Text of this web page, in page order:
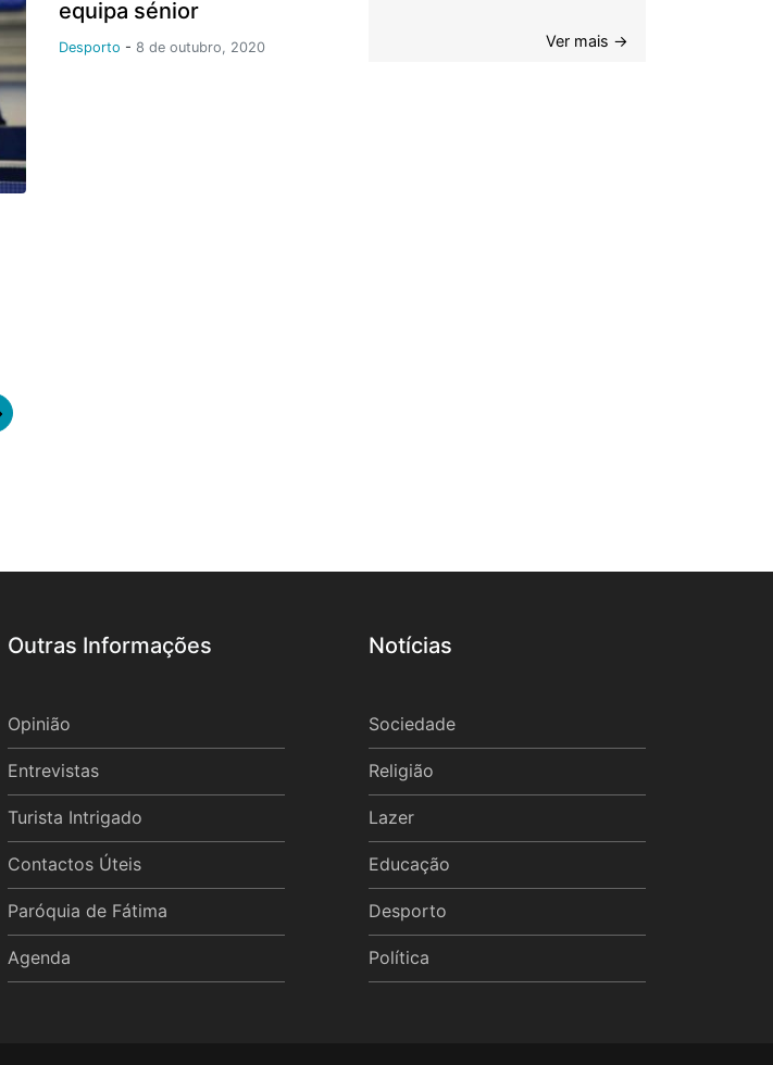
equipa sénior
Desporto - 8 de outubro, 2020 Ver mais →
Outras Informações
Opinião
Entrevistas
Turista Intrigado
Contactos Úteis
Paróquia de Fátima
Agenda
Notícias
Sociedade
Religião
Lazer
Educação
Desporto
Política